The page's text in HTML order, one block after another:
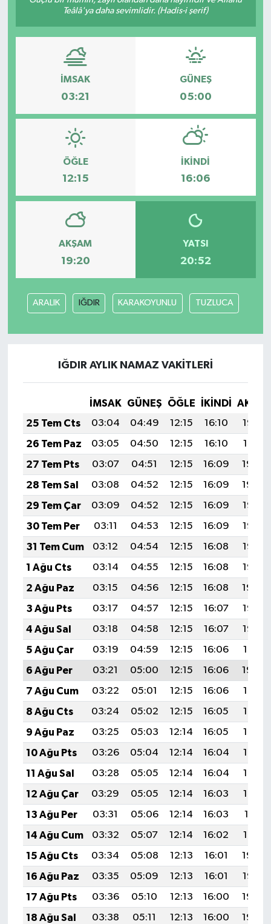
Teâlâ'ya daha sevimlidir. (Hadis-i şerif)
İMSAK
03:21
GÜNEŞ
05:00
ÖĞLE
12:15
İKINDI
16:06
AKŞAM
19:20
YATSI
20:52
ARALIK IĞDIR KARAKOYUNLU TUZLUCA
IĞDIR AYLIK NAMAZ VAKITLERI
İMSAK GÜNEŞ ÖĞLE İKINDI
25 Tem Cts
03:04 04:49 12:15 16:10
19:32
26 Tem Paz
03:05 04:50 12:15 16:10
19:31
27 Tem Pts
03:07 04:51 12:15 16:09
19:30
28 Tem Sal
03:08 04:52 12:15 16:09
19:29
29 Tem Çar
03:09 04:52 12:15 16:09
19:28
30 Tem Per
03:11 04:53 12:15 16:09
19:27
31 Tem Cum
03:12 04:54 12:15 16:08
19:26
1 Ağu Cts
03:14 04:55 12:15 16:08
19:25
2 Ağu Paz
03:15 04:56 12:15 16:08
19:24
3 Ağu Pts
03:17 04:57 12:15 16:07
19:23
4 Ağu Sal
03:18 04:58 12:15 16:07
19:22
5 Ağu Çar
03:19 04:59 12:15 16:06
19:21
6 Ağu Per
03:21 05:00 12:15 16:06
19:20
7 Ağu Cum
03:22 05:01 12:15 16:06
19:19
8 Ağu Cts
03:24 05:02 12:15 16:05
19:17
9 Ağu Paz
03:25 05:03 12:14 16:05
19:16
10 Ağu Pts
03:26 05:04 12:14 16:04
19:15
11 Ağu Sal
03:28 05:05 12:14 16:04
19:14
12 Ağu Çar
03:29 05:05 12:14 16:03
19:13
13 Ağu Per
03:31 05:06 12:14 16:03
19:11
14 Ağu Cum
03:32 05:07 12:14 16:02
19:10
15 Ağu Cts
03:34 05:08 12:13 16:01
19:09
16 Ağu Paz
03:35 05:09 12:13 16:01
19:07
17 Ağu Pts
03:36 05:10 12:13 16:00
19:06
18 Ağu Sal
03:38 05:11 12:13 16:00
19:05